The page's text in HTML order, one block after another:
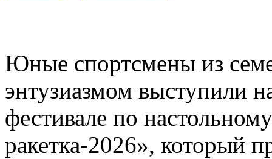
Юные спортсмены из
энтузиазмом выступили
фестивале по
ракетка‑2026», который